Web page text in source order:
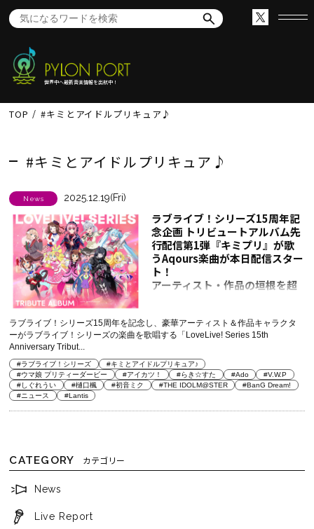
世界中へ最新音楽情報を出航中！
TOP #キミとアイドルプリキュア♪
#キミとアイドルプリキュア♪
News 2025.12.19(Fri)
ラブライブ！シリーズ15周年記
念企画 トリビュートアルバム先
行配信第1弾『キミプリ』が歌
うAqours楽曲が本日配信スター
ト！
アーティスト・作品の垣根を超
ラブライブ！シリーズ15周年を記念し、豪華アーティスト＆作品キャラクタ
ーがラブライブ！シリーズの楽曲を歌唱する「LoveLive! Series 15th
Anniversary Tribut...
#ラブライブ！シリーズ
#キミとアイドルプリキュア♪
#ウマ娘 プリティーダービー
#アイカツ！ #らき☆すた #Ado
#V.W.P
#しぐれうい
#樋口楓 #初音ミク #THE IDOLM@STER
#BanG Dream!
#ニュース
#Lantis
CATEGORY カテゴリー
News
Live Report